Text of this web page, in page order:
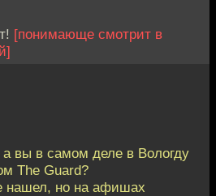
[понимающе смотрит в
вы в самом деле в Вологду
The Guard?
нашел, но на афишах